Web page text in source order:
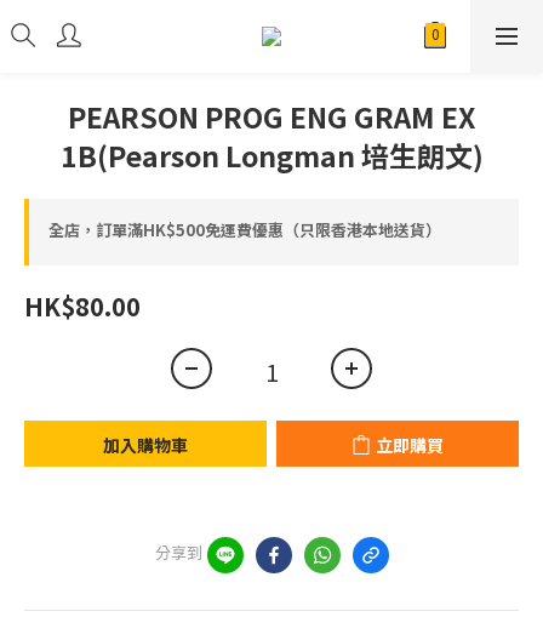
PEARSON PROG ENG GRAM EX
1B(Pearson Longman 培生朗文)
全店，訂單滿HK$500免運費優惠（只限香港本地送貨）
HK$80.00
加入購物車 立即購買
分享到